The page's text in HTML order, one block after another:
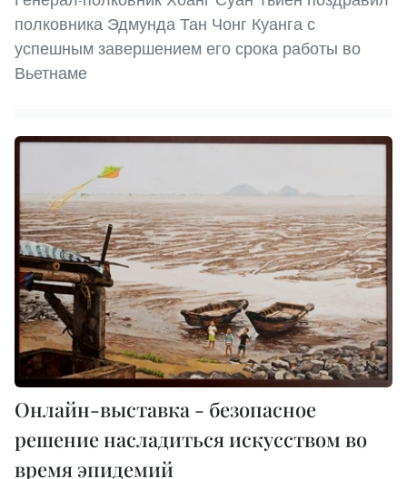
полковника Эдмунда Тан Чонг Куанга с
успешным завершением его срока работы во
Вьетнаме
Онлайн-выставка - безопасное
решение насладиться искусством во
время эпидемий